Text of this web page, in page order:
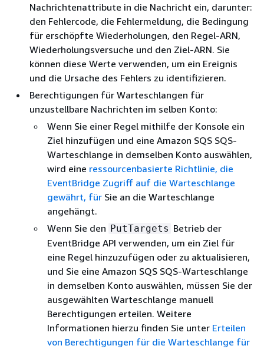
Nachrichtenattribute in die Nachricht ein, darunter:
den Fehlercode, die Fehlermeldung, die Bedingung
für erschöpfte Wiederholungen, den Regel-ARN,
Wiederholungsversuche und den Ziel-ARN. Sie
können diese Werte verwenden, um ein Ereignis
und die Ursache des Fehlers zu identifizieren.
Berechtigungen für Warteschlangen für
unzustellbare Nachrichten im selben Konto:
Wenn Sie einer Regel mithilfe der Konsole ein
Ziel hinzufügen und eine Amazon SQS SQS-
Warteschlange in demselben Konto auswählen,
wird eine ressourcenbasierte Richtlinie, die
EventBridge Zugriff auf die Warteschlange
gewährt, für Sie an die Warteschlange
angehängt.
Wenn Sie den PutTargets Betrieb der
EventBridge API verwenden, um ein Ziel für
eine Regel hinzuzufügen oder zu aktualisieren,
und Sie eine Amazon SQS SQS-Warteschlange
in demselben Konto auswählen, müssen Sie der
ausgewählten Warteschlange manuell
Berechtigungen erteilen. Weitere
Informationen hierzu finden Sie unter Erteilen
von Berechtigungen für die Warteschlange für